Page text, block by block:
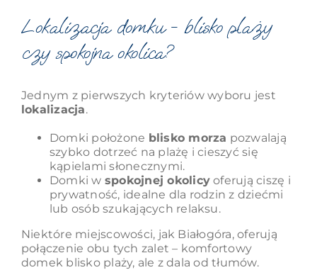
Lokalizacja domku - blisko plaży
czy spokojna okolica?
Jednym z pierwszych kryteriów wyboru jest
lokalizacja.
Domki położone blisko morza pozwalają
szybko dotrzeć na plażę i cieszyć się
kąpielami słonecznymi.
Domki w spokojnej okolicy oferują ciszę i
prywatność, idealne dla rodzin z dziećmi
lub osób szukających relaksu.
Niektóre miejscowości, jak Białogóra, oferują
połączenie obu tych zalet – komfortowy
domek blisko plaży, ale z dala od tłumów.